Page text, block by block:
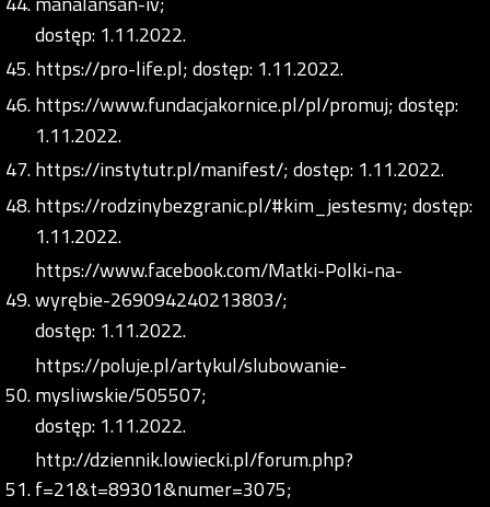
dostęp: 1.11.2022.
https://pro-life.pl;dostęp: 1.11.2022.
https://www.fundacjakornice.pl/pl/promuj;dostęp:
1.11.2022.
https://instytutr.pl/manifest/;dostęp: 1.11.2022.
https://rodzinybezgranic.pl/#kim_jestesmy;dostęp:
1.11.2022.
https://www.facebook.com/Matki-Polki-na-
wyrębie-269094240213803/;
dostęp: 1.11.2022.
https://poluje.pl/artykul/slubowanie-
mysliwskie/505507;
dostęp: 1.11.2022.
http://dziennik.lowiecki.pl/forum.php?
f=21&t=89301&numer=3075;